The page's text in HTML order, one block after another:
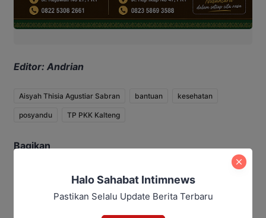
Editor: Andrian
Aisyah Thisia Agustiar Sabran bantuan kesehatan
posyandu TP PKK Kalteng
Bagikan
Halo Sahabat Intimnews
Pastikan Selalu Update Berita Terbaru